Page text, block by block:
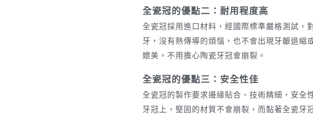
全瓷冠的優點二：耐用程度高
全瓷冠採用進口材料，經國際標準嚴格測試，
牙，沒有熱傳導的煩惱，也不會出現牙齦退縮
媲美，不用擔心陶瓷牙冠會崩裂。
全瓷冠的優點三：安全性佳
全瓷冠的製作要求邊緣貼合、技術精細，安全
牙冠上，堅固的材質不會崩裂，而黏著全瓷牙